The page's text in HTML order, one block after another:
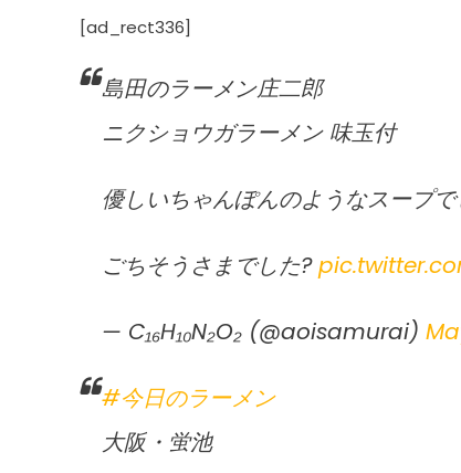
[ad_rect336]
島田のラーメン庄二郎
ニクショウガラーメン 味玉付
優しいちゃんぽんのようなスープ
ごちそうさまでした?
— C₁₆H₁₀N₂O₂ (@aoisamurai)
#今日のラーメン
大阪・蛍池